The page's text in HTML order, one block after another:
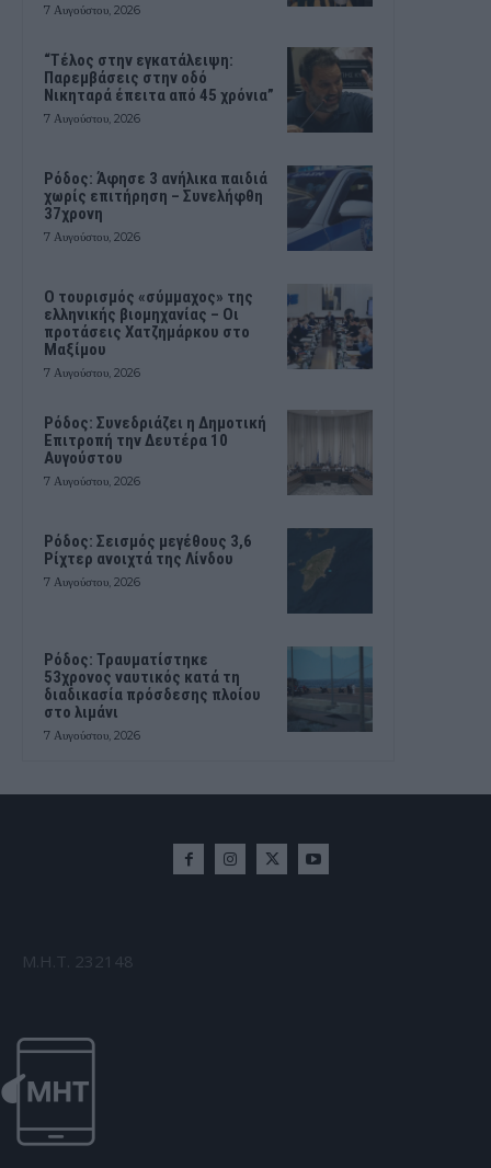
7 Αυγούστου, 2026
“Τέλος στην εγκατάλειψη:
Παρεμβάσεις στην οδό
Νικηταρά έπειτα από 45 χρόνια”
7 Αυγούστου, 2026
Ρόδος: Άφησε 3 ανήλικα παιδιά
χωρίς επιτήρηση – Συνελήφθη
37χρονη
7 Αυγούστου, 2026
Ο τουρισμός «σύμμαχος» της
ελληνικής βιομηχανίας – Οι
προτάσεις Χατζημάρκου στο
Μαξίμου
7 Αυγούστου, 2026
Ρόδος: Συνεδριάζει η Δημοτική
Επιτροπή την Δευτέρα 10
Αυγούστου
7 Αυγούστου, 2026
Ρόδος: Σεισμός μεγέθους 3,6
Ρίχτερ ανοιχτά της Λίνδου
7 Αυγούστου, 2026
Ρόδος: Τραυματίστηκε
53χρονος ναυτικός κατά τη
διαδικασία πρόσδεσης πλοίου
στο λιμάνι
7 Αυγούστου, 2026
Μ.Η.Τ. 232148